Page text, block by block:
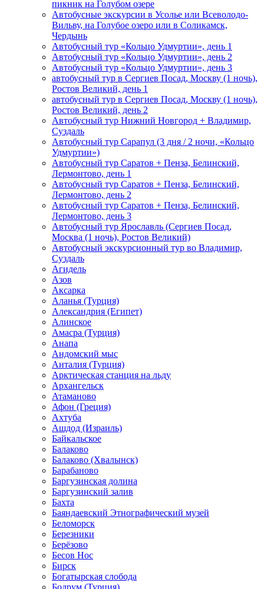
пикник на Голубом озере
Автобусные экскурсии в Усолье или Всеволодо-
Вильву, на Голубое озеро или в Соликамск,
Чердынь
Автобусный тур «Кольцо Удмуртии», день 1
Автобусный тур «Кольцо Удмуртии», день 2
Автобусный тур «Кольцо Удмуртии», день 3
автобусный тур в Сергиев Посад, Москву (1 ночь),
Ростов Великий, день 1
автобусный тур в Сергиев Посад, Москву (1 ночь),
Ростов Великий, день 2
Автобусный тур Нижний Новгород + Владимир,
Суздаль
Автобусный тур Сарапул (3 дня / 2 ночи, «Кольцо
Удмуртии»)
Автобусный тур Саратов + Пенза, Белинский,
Лермонтово, день 1
Автобусный тур Саратов + Пенза, Белинский,
Лермонтово, день 2
Автобусный тур Саратов + Пенза, Белинский,
Лермонтово, день 3
Автобусный тур Ярославль (Сергиев Посад,
Москва (1 ночь), Ростов Великий)
Автобусный экскурсионный тур во Владимир,
Суздаль
Агидель
Азов
Аксарка
Аланья (Турция)
Александрия (Египет)
Алинское
Амасра (Турция)
Анапа
Андомский мыс
Анталия (Турция)
Арктическая станция на льду
Архангельск
Атаманово
Афон (Греция)
Ахтуба
Ашдод (Израиль)
Байкальское
Балаково
Балаково (Хвалынск)
Барабаново
Баргузинская долина
Баргузинский залив
Бахта
Баяндаевский Этнографический музей
Беломорск
Березники
Берёзово
Бесов Нос
Бирск
Богатырская слобода
Бодрум (Турция)